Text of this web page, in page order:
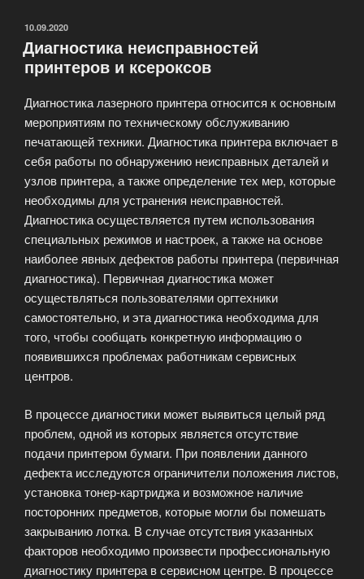
обслуживание
принтеров»
ОПУБЛИКОВАНО
10.09.2020
Диагностика неисправностей
принтеров и ксероксов
Диагностика лазерного принтера относится к основным
мероприятиям по техническому обслуживанию
печатающей техники. Диагностика принтера включает в
себя работы по обнаружению неисправных деталей и
узлов принтера, а также определение тех мер, которые
необходимы для устранения неисправностей.
Диагностика осуществляется путем использования
специальных режимов и настроек, а также на основе
наиболее явных дефектов работы принтера (первичная
диагностика). Первичная диагностика может
осуществляться пользователями оргтехники
самостоятельно, и эта диагностика необходима для
того, чтобы сообщaть конкретную информацию о
появившихся проблемах работникам сервисных
центров.
В процессе диагностики может выявиться целый ряд
проблем, одной из которых является отсутствие
подачи принтером бумаги. При появлении данного
дефекта исследуются ограничители положения листов,
установка тонер-картриджа и возможное наличие
посторонних предметов, которые могли бы помешать
закрыванию лотка. В случае отсутствия указанных
факторов необходимо произвести профессиональную
диагностику принтера в сервисном центре. В процессе